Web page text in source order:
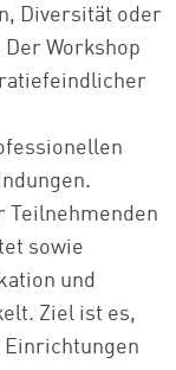
Diversität oder
Workshop
Teilnehmenden
sowie
und
Ziel ist es,
Einrichtungen